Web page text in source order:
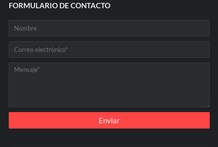
FORMULARIO DE CONTACTO